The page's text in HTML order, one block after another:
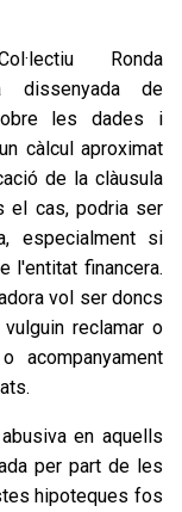
Ronda
de
les dades i
càlcul aproximat
de la clàusula
el cas, podria ser
especialment si
l'entitat financera.
vol ser doncs
reclamar o
acompanyament
en aquells
per part de les
hipoteques fos